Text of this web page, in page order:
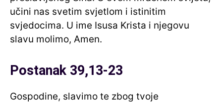
učini nas svetim svjetlom i istinitim
svjedocima. U ime Isusa Krista i njegovu
slavu molimo, Amen.
Postanak 39,13-23
Gospodine, slavimo te zbog tvoje